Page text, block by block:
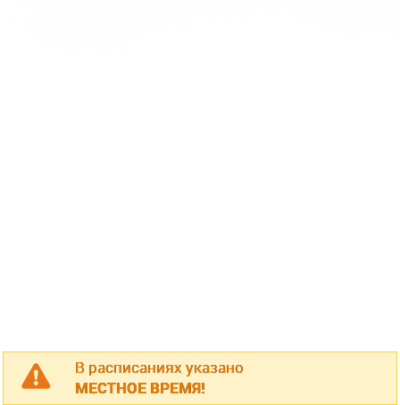
В расписаниях указано
МЕСТНОЕ ВРЕМЯ!